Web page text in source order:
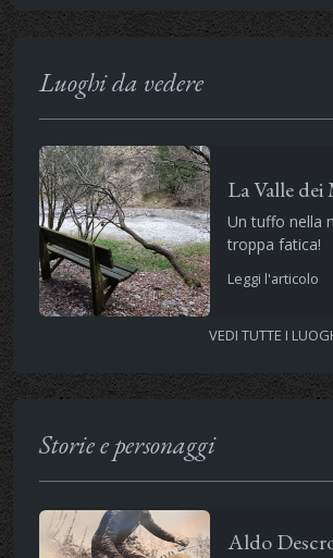
Luoghi da vedere
La Valle
Un tuffo nella
troppa fatica!
Leggi l'articolo
VEDI TUTTE I
Storie e personaggi
Aldo